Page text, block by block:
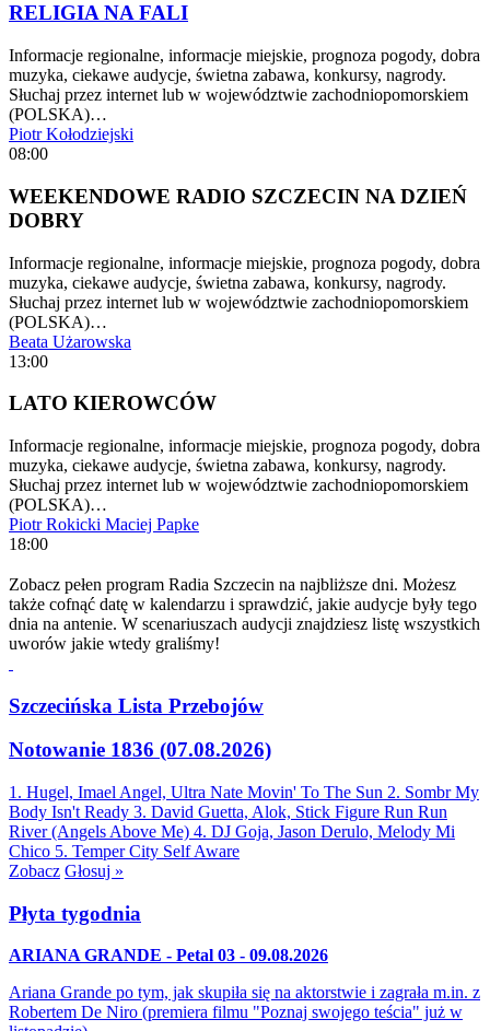
RELIGIA NA FALI
Informacje regionalne, informacje miejskie, prognoza pogody, dobra
muzyka, ciekawe audycje, świetna zabawa, konkursy, nagrody.
Słuchaj przez internet lub w województwie zachodniopomorskiem
(POLSKA)…
Piotr Kołodziejski
08:00
WEEKENDOWE RADIO SZCZECIN NA DZIEŃ
DOBRY
Informacje regionalne, informacje miejskie, prognoza pogody, dobra
muzyka, ciekawe audycje, świetna zabawa, konkursy, nagrody.
Słuchaj przez internet lub w województwie zachodniopomorskiem
(POLSKA)…
Beata Użarowska
13:00
LATO KIEROWCÓW
Informacje regionalne, informacje miejskie, prognoza pogody, dobra
muzyka, ciekawe audycje, świetna zabawa, konkursy, nagrody.
Słuchaj przez internet lub w województwie zachodniopomorskiem
(POLSKA)…
Piotr Rokicki Maciej Papke
18:00
Zobacz pełen program Radia Szczecin na najbliższe dni. Możesz
także cofnąć datę w kalendarzu i sprawdzić, jakie audycje były tego
dnia na antenie. W scenariuszach audycji znajdziesz listę wszystkich
uworów jakie wtedy graliśmy!
Szczecińska Lista Przebojów
Notowanie 1836 (07.08.2026)
1. Hugel, Imael Angel, Ultra Nate Movin' To The Sun 2. Sombr My
Body Isn't Ready 3. David Guetta, Alok, Stick Figure Run Run
River (Angels Above Me) 4. DJ Goja, Jason Derulo, Melody Mi
Chico 5. Temper City Self Aware
Zobacz Głosuj »
Płyta tygodnia
ARIANA GRANDE - Petal 03 - 09.08.2026
Ariana Grande po tym, jak skupiła się na aktorstwie i zagrała m.in. z
Robertem De Niro (premiera filmu "Poznaj swojego teścia" już w